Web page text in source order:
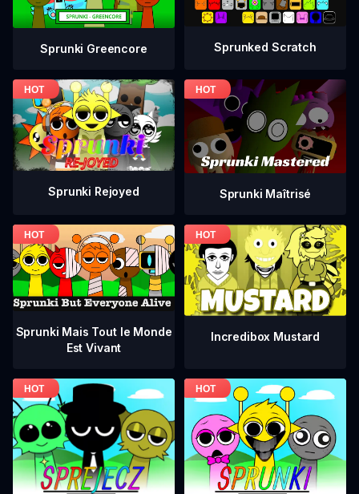
Sprunki Greencore Sprunked Scratch
Sprunki Rejoyed Sprunki Maîtrisé
Sprunki Mais Tout le Monde
Est Vivant
Incredibox Mustard